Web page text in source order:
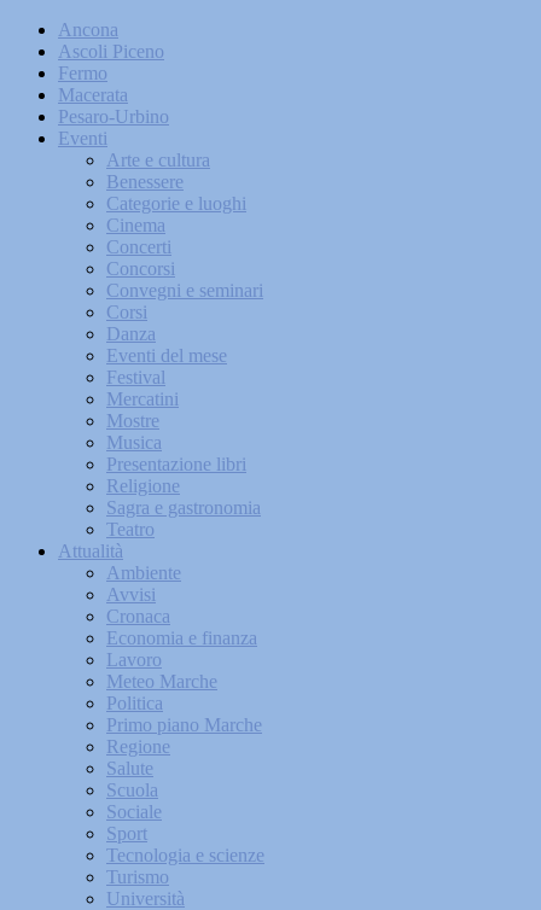
Ancona
Ascoli Piceno
Fermo
Macerata
Pesaro-Urbino
Eventi
Arte e cultura
Benessere
Categorie e luoghi
Cinema
Concerti
Concorsi
Convegni e seminari
Corsi
Danza
Eventi del mese
Festival
Mercatini
Mostre
Musica
Presentazione libri
Religione
Sagra e gastronomia
Teatro
Attualità
Ambiente
Avvisi
Cronaca
Economia e finanza
Lavoro
Meteo Marche
Politica
Primo piano Marche
Regione
Salute
Scuola
Sociale
Sport
Tecnologia e scienze
Turismo
Università